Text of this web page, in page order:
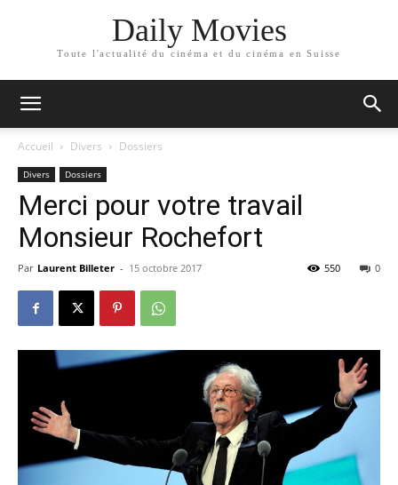
Daily Movies
Toute l'actualité du cinéma et du cinéma en Suisse
Accueil Divers Dossiers
Divers Dossiers
Merci pour votre travail
Monsieur Rochefort
Par Laurent Billeter - 15 octobre 2017 0
550